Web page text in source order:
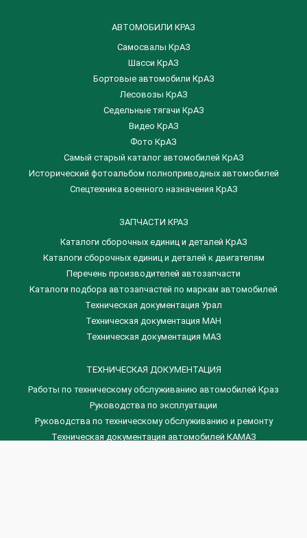
АВТОМОБИЛИ КРАЗ
Самосвалы КрАЗ
Шасси КрАЗ
Бортовые автомобили КрАЗ
Лесовозы КрАЗ
Седельные тягачи КрАЗ
Видео КрАЗ
Фото КрАЗ
Самый старый каталог автомобилей КрАЗ
Исторический фотоальбом полноприводных автомобилей
Спецтехника военного назначения КрАЗ
ЗАПЧАСТИ КРАЗ
Каталоги сборочных единиц и деталей КрАЗ
​Каталоги сборочных единиц и деталей к двигателям
Перечень производителей автозапчасти
Каталоги подбора автозапчастей по маркам автомобилей
Техническая документация Урал
Техническая документация МАН
Техническая документация МАЗ
ТЕХНИЧЕСКАЯ ДОКУМЕНТАЦИЯ
Работы по техническому обслуживанию автомобилей Краз
Руководства по эксплуатации
Руководства по техническому обслуживанию и ремонту
Техническая документация автомобилей КАМАЗ